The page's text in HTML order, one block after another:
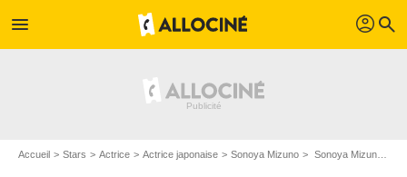
menu profil search
Accueil Stars Actrice Actrice japonaise Sonoya Mizuno Sonoya Mizuno : ses Blu-Ray, DVD, VOD, SVOD